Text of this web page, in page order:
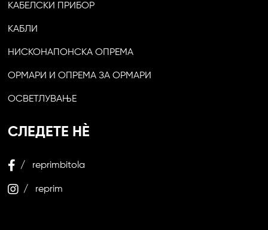
КАБЕЛСКИ ПРИБОР
КАБЛИ
НИСКОНАПОНСКА ОПРЕМА
ОРМАРИ И ОПРЕМА ЗА ОРМАРИ
ОСВЕТЛУВАЊЕ
СЛЕДЕТЕ НЀ
/ reprimbitola
/ reprim